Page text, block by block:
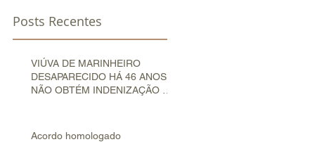
Posts Recentes
VIÚVA DE MARINHEIRO
DESAPARECIDO HÁ 46 ANOS
NÃO OBTÉM INDENIZAÇÃO NA
Acordo homologado